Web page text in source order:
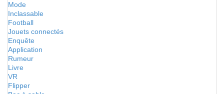
Mode
Inclassable
Football
Jouets connectés
Enquête
Application
Rumeur
Livre
VR
Flipper